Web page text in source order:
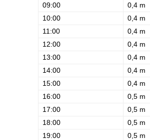
09:00
0,4 m
10:00
0,4 m
11:00
0,4 m
12:00
0,4 m
13:00
0,4 m
14:00
0,4 m
15:00
0,4 m
16:00
0,5 m
17:00
0,5 m
18:00
0,5 m
19:00
0,5 m